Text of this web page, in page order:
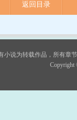
返回目录
小说为转载作品，所有章
Copyright